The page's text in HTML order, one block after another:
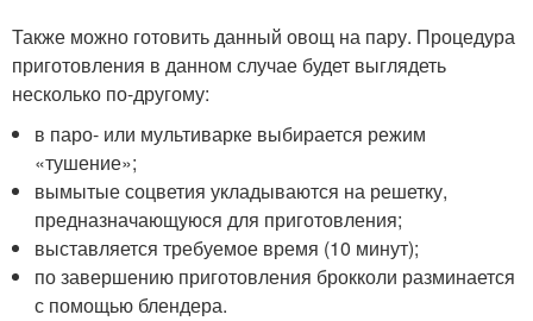
Также можно готовить данный овощ на пару. Процедура
приготовления в данном случае будет выглядеть
несколько по-другому:
в паро- или мультиварке выбирается режим
«тушение»;
вымытые соцветия укладываются на решетку,
предназначающуюся для приготовления;
выставляется требуемое время (10 минут);
по завершению приготовления брокколи разминается
с помощью блендера.